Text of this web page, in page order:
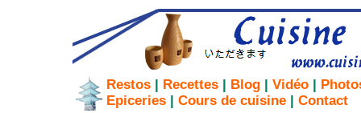
Restos | Recettes | Blog | Vidéo |
Epiceries | Cours de cuisine | Contact